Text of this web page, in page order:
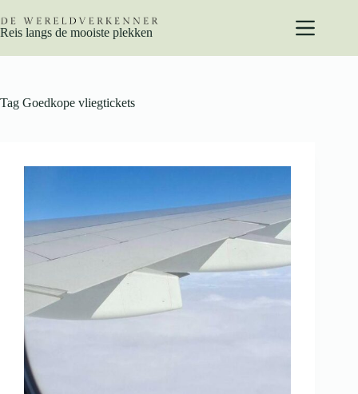
naar
de
Reis langs de mooiste plekken
Tag Goedkope vliegtickets